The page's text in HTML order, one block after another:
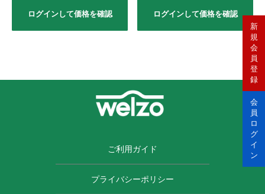
ログインして価格を確認 ログインして価格を確認
ご利用ガイド
プライバシーポリシー
新
規
会
員
登
録
会
員
ロ
グ
イ
ン